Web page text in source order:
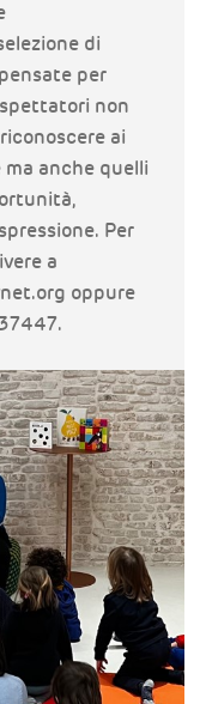
di
per
non
ai
anche quelli
Per
a
oppure